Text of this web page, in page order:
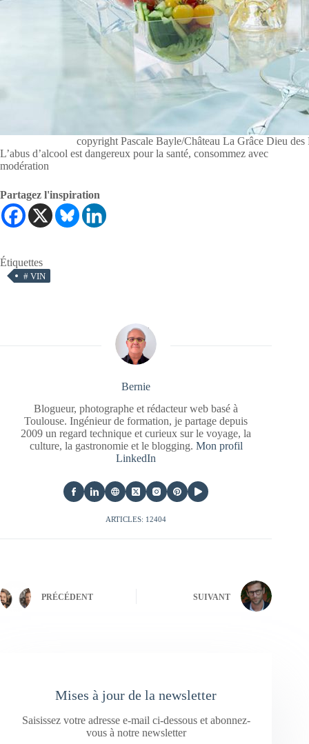
copyright Pascale Bayle/Château La Grâce Dieu des
L’abus d’alcool est dangereux pour la santé, consommez avec
modération
Partagez l'inspiration
Étiquettes
# VIN
Bernie
Blogueur, photographe et rédacteur web basé à
Toulouse. Ingénieur de formation, je partage depuis
2009 un regard technique et curieux sur le voyage, la
culture, la gastronomie et le blogging. Mon profil
LinkedIn
ARTICLES: 12404
PRÉCÉDENT SUIVANT
Mises à jour de la newsletter
Saisissez votre adresse e-mail ci-dessous et abonnez-
vous à notre newsletter